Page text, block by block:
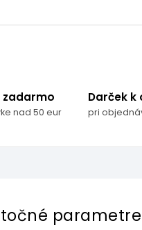
zadarmo
nad 50 eur
Darček k
pri
parametre